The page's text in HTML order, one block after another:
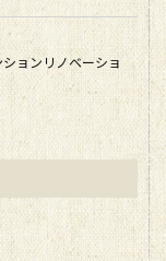
ョンリノベーショ